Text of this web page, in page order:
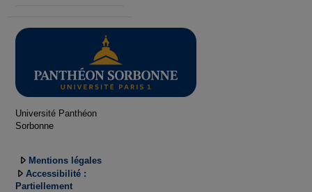
Université Panthéon
Sorbonne
Mentions légales
Accessibilité :
Partiellement